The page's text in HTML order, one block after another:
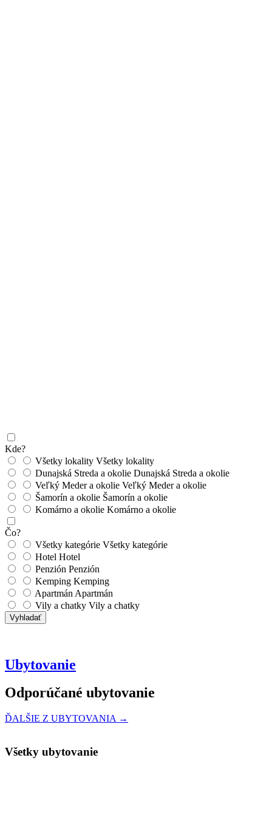
Kde?
Všetky lokality Všetky lokality
Dunajská Streda a okolie Dunajská Streda a okolie
Veľký Meder a okolie Veľký Meder a okolie
Šamorín a okolie Šamorín a okolie
Komárno a okolie Komárno a okolie
Čo?
Všetky kategórie Všetky kategórie
Hotel Hotel
Penzión Penzión
Kemping Kemping
Apartmán Apartmán
Vily a chatky Vily a chatky
Vyhladať
Ubytovanie
Odporúčané ubytovanie
ĎALŠIE Z UBYTOVANIA →
Všetky ubytovanie